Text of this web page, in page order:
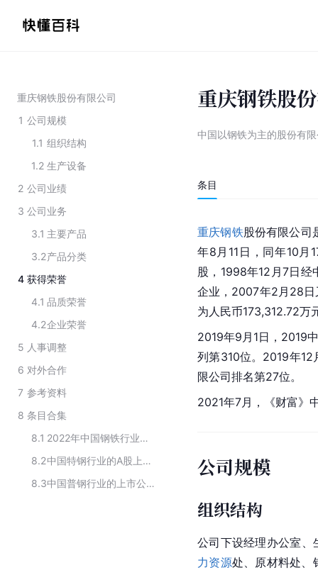
重庆钢铁股份有限公司
1 公司规模
1.1 组织结构
1.2 生产设备
2 公司业绩
3 公司业务
3.1 主要产品
3.2产品分类
4 获得荣誉
4.1 品质荣誉
4.2企业荣誉
5 人事调整
6 对外合作
7 参考资料
8 条目合集
8.1
2022年中国钢铁行业上市公司营业收入排行榜
8.2
中国特钢行业的A股上市企业
8.3
中国普钢行业的上市公司
重庆钢铁股
中国以钢铁为主的股份有
条目
重庆钢铁股份有限公司
年8月11日，同年10月
股，1998年12月7日
企业，2007年2月28日
为人民币173,312.72万
2019年9月1日，2019
列第310位。2019年12
限公司排名第27位。
2021年7月，《财富》
公司规模
组织结构
公司下设经理办公室
力资源处、原材料处、